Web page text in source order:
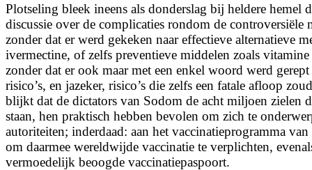
Plotseling bleek ineens als donderslag bij heldere hemel
discussie over de complicaties rondom de
zonder dat er werd gekeken naar effectieve alternatieve
ivermectine, of zelfs preventieve middelen zoals
zonder dat er ook maar met een enkel woord werd
risico’s, en jazeker, risico’s die zelfs een fatale afloop
blijkt dat de dictators van Sodom de acht miljoen zielen
staan, hen praktisch hebben bevolen om zich te
autoriteiten; inderdaad: aan het vaccinatieprogramma
om daarmee wereldwijde vaccinatie te verplichten,
vermoedelijk beoogde vaccinatiepaspoort.